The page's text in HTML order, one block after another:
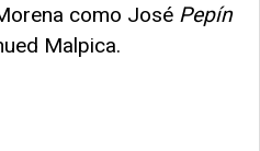
como José Pepín
Malpica.